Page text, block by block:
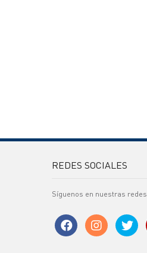
REDES SOCIALES
Síguenos en nuestras redes